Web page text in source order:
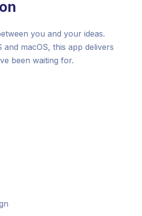
you and your ideas.
and macOS, this app delivers
been waiting for.